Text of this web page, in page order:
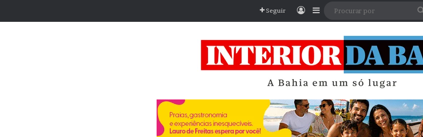
Seguir EntrarBarra Lateral